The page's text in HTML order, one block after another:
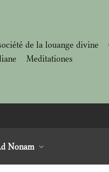
de la louange divine
Meditationes
Nonam